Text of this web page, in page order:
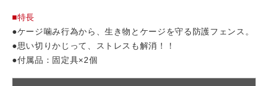
■特長
●ケージ噛み行為から、生き物とケージを守る防護フェンス。
●思い切りかじって、ストレスも解消！！
●付属品：固定具×2個